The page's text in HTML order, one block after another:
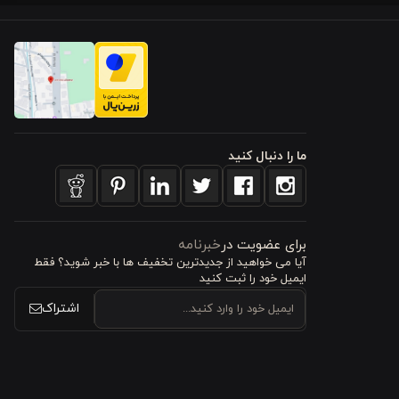
می‌شود
نقش
ما را دنبال کنید
برای عضویت درخبرنامه
آیا می خواهید از جدید‌ترین تخفیف‌ ها با‌ خبر شوید؟ فقط
ایمیل خود را ثبت کنید
اشتراک